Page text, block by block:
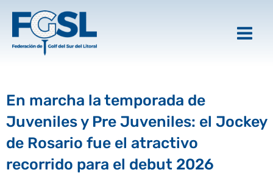
contenido
En marcha la temporada de
Juveniles y Pre Juveniles: el Jockey
de Rosario fue el atractivo
recorrido para el debut 2026